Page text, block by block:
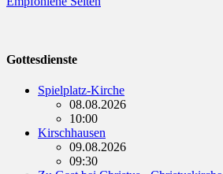
Gottesdienste
Spielplatz-Kirche
08.08.2026
10:00
Kirschhausen
09.08.2026
09:30